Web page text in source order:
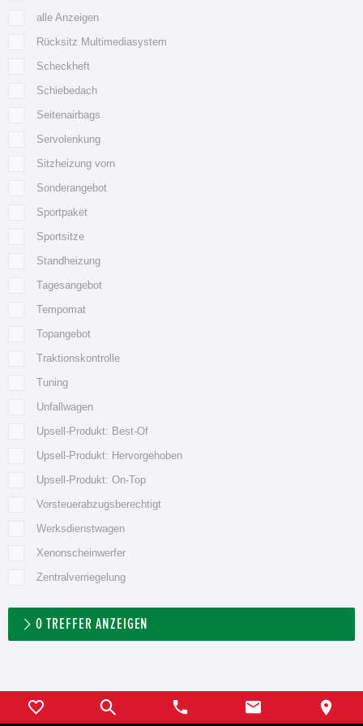
alle Anzeigen
Rücksitz Multimediasystem
Scheckheft
Schiebedach
Seitenairbags
Servolenkung
Sitzheizung vorn
Sonderangebot
Sportpaket
Sportsitze
Standheizung
Tagesangebot
Tempomat
Topangebot
Traktionskontrolle
Tuning
Unfallwagen
Upsell-Produkt: Best-Of
Upsell-Produkt: Hervorgehoben
Upsell-Produkt: On-Top
Vorsteuerabzugsberechtigt
Werksdienstwagen
Xenonscheinwerfer
Zentralverriegelung
0 TREFFER ANZEIGEN